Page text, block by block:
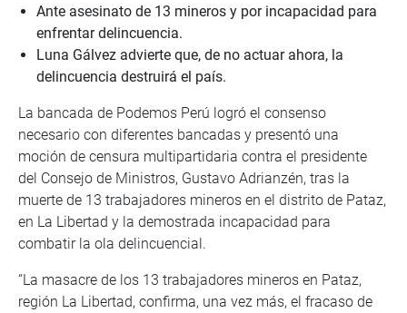
Ante asesinato de 13 mineros y por incapacidad para
enfrentar delincuencia.
Luna Gálvez advierte que, de no actuar ahora, la
delincuencia destruirá el país.
La bancada de Podemos Perú logró el consenso
necesario con diferentes bancadas y presentó una
moción de censura multipartidaria contra el presidente
del Consejo de Ministros, Gustavo Adrianzén, tras la
muerte de 13 trabajadores mineros en el distrito de Pataz,
en La Libertad y la demostrada incapacidad para
combatir la ola delincuencial.
“La masacre de los 13 trabajadores mineros en Pataz,
región La Libertad, confirma, una vez más, el fracaso de